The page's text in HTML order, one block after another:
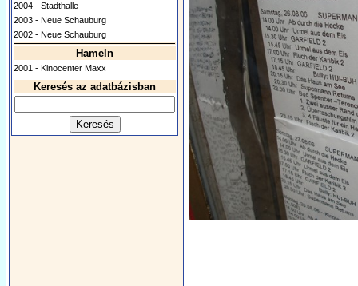
2004 - Stadthalle
2003 - Neue Schauburg
2002 - Neue Schauburg
Hameln
2001 - Kinocenter Maxx
Keresés az adatbázisban